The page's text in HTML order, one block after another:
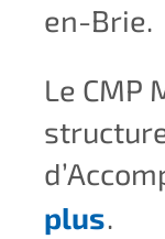
en-Brie.
Le CMP
plus.